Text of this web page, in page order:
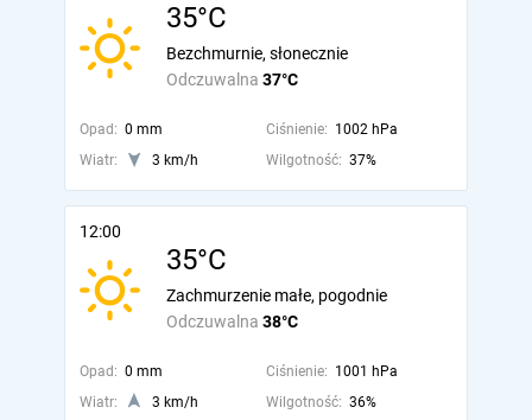
35°C
Odczuwalna 37°C
Bezchmurnie, słonecznie
Opad: 0 mm Ciśnienie: 1002 hPa
Wiatr:
3 km/h Wilgotność: 37%
12:00
35°C
Odczuwalna 38°C
Zachmurzenie małe, pogodnie
Opad: 0 mm Ciśnienie: 1001 hPa
Wiatr:
3 km/h Wilgotność: 36%